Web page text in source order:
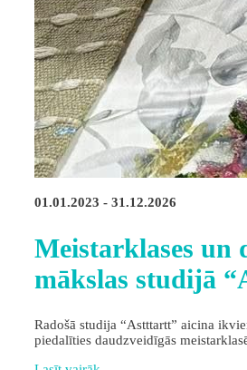
01.01.2023 - 31.12.2026
Meistarklases un
mākslas studijā
Radošā studija “Astttartt” aicina
piedalīties daudzveidīgās